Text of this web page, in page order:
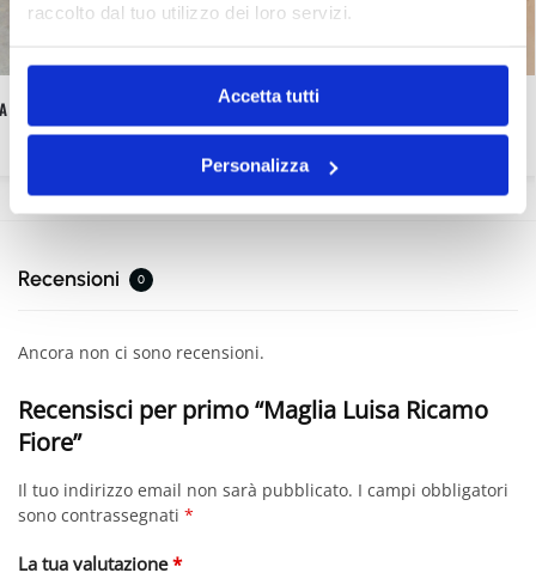
raccolto dal tuo utilizzo dei loro servizi.
Accetta tutti
Personalizza
FOULARD SANTORINI
15,90€
Recensioni 0
Ancora non ci sono recensioni.
Recensisci per primo “Maglia Luisa Ricamo
Fiore”
Il tuo indirizzo email non sarà pubblicato. I campi obbligatori
sono contrassegnati *
La tua valutazione*